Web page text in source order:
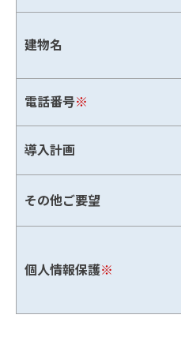
建物名
電話番号※
導入計画
その他ご要望
個人情報保護※